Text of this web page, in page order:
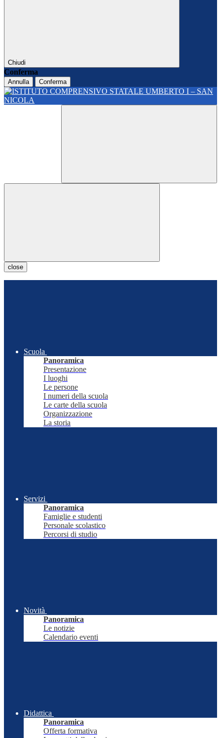
Chiudi
Conferma
Annulla Conferma
close
Scuola
Panoramica
Presentazione
I luoghi
Le persone
I numeri della scuola
Le carte della scuola
Organizzazione
La storia
Servizi
Panoramica
Famiglie e studenti
Personale scolastico
Percorsi di studio
Novità
Panoramica
Le notizie
Calendario eventi
Didattica
Panoramica
Offerta formativa